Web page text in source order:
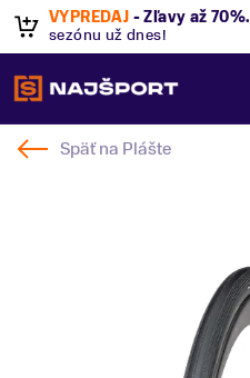
VÝPREDAJ - Zľavy až 70%.
sezónu už dnes!
Späť na Plášte